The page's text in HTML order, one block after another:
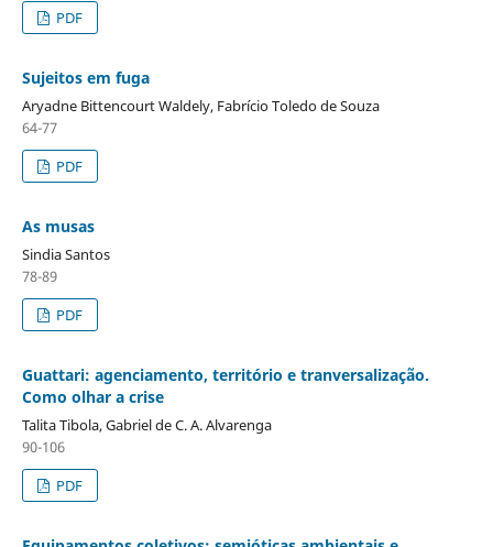
PDF
Sujeitos em fuga
Aryadne Bittencourt Waldely, Fabrício Toledo de Souza
64-77
PDF
As musas
Sindia Santos
78-89
PDF
Guattari: agenciamento, território e tranversalização.
Como olhar a crise
Talita Tibola, Gabriel de C. A. Alvarenga
90-106
PDF